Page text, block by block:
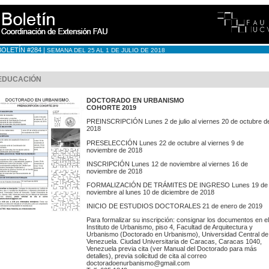
#284 | SEMANA DEL 25 AL 1 DE JULIO DE 2018
DOCTORADO EN URBANISMO
COHORTE 2019
PREINSCRIPCIÓN Lunes 2 de julio al viernes 20 de octubre
2018
PRESELECCIÓN Lunes 22 de octubre al viernes 9 de
noviembre de 2018
INSCRIPCIÓN Lunes 12 de noviembre al viernes 16 de
noviembre de 2018
FORMALIZACIÓN DE TRÁMITES DE INGRESO Lunes 19 de
noviembre al lunes 10 de diciembre de 2018
INICIO DE ESTUDIOS DOCTORALES 21 de enero de 2019
Para formalizar su inscripción: consignar los documentos en el
Instituto de Urbanismo, piso 4, Facultad de Arquitectura y
Urbanismo (Doctorado en Urbanismo), Universidad Central de
Venezuela. Ciudad Universitaria de Caracas, Caracas 1040,
Venezuela previa cita (ver Manual del Doctorado para más
detalles), previa solicitud de cita al correo
doctoradoenurbanismo@gmail.com